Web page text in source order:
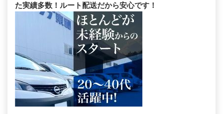
た実績多数！ルート配送だから安心です！